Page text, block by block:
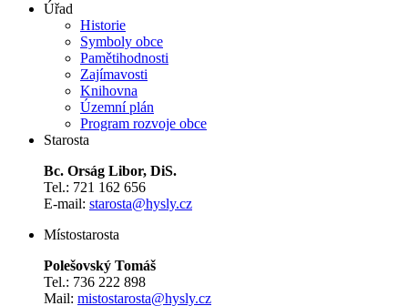
Úřad
Historie
Symboly obce
Pamětihodnosti
Zajímavosti
Knihovna
Územní plán
Program rozvoje obce
Starosta
Bc. Orság Libor, DiS.
Tel.: 721 162 656
E-mail: starosta@hysly.cz
​​​​​​​Místostarosta
Polešovský Tomáš
Tel.: 736 222 898
Mail: mistostarosta@hysly.cz